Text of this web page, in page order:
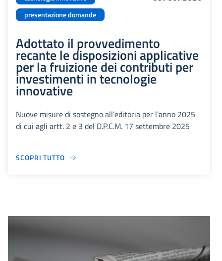
presentazione domande
Adottato il provvedimento
recante le disposizioni applicative
per la fruizione dei contributi per
investimenti in tecnologie
innovative
Nuove misure di sostegno all’editoria per l’anno 2025
di cui agli artt. 2 e 3 del D.P.C.M. 17 settembre 2025
SCOPRI TUTTO